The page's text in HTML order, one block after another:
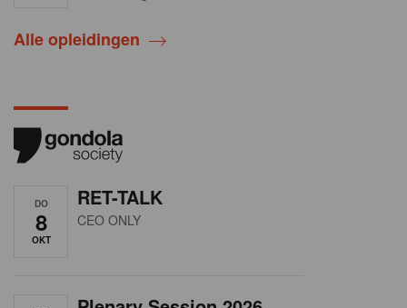
Alle opleidingen
DO
8
OKT
RET-TALK
CEO ONLY